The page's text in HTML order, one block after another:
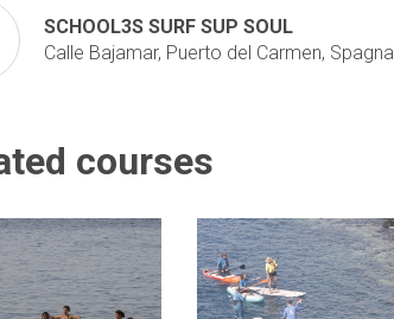
SCHOOL3S SURF SUP SOUL
Calle Bajamar, Puerto del Carmen, Spagna
courses